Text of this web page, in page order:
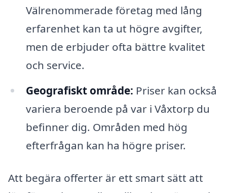
Välrenommerade företag med lång
erfarenhet kan ta ut högre avgifter,
men de erbjuder ofta bättre kvalitet
och service.
Geografiskt område: Priser kan också
variera beroende på var i Våxtorp du
befinner dig. Områden med hög
efterfrågan kan ha högre priser.
Att begära offerter är ett smart sätt att